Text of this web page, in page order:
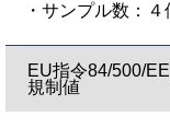
・サンプル数：４
EU指令84/500/
規制値